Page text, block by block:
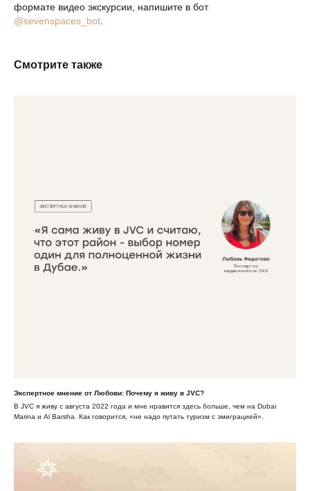
формате видео экскурсии, напишите в бот
@sevenspaces_bot
Смотрите также
Экспертное мнение от Любови: Почему я живу в JVC?
В JVC я живу с августа 2022 года и мне нравится здесь больше, чем на Dubai
Marina и Al Barsha. Как говорится, «не надо путать туризм с эмиграцией».